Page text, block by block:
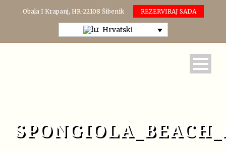
Obala I Krapanj, HR-22108 Šibenik REZERVIRAJ SADA
Hrvatski